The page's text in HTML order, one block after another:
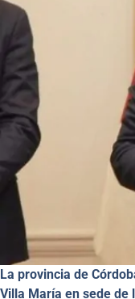
La provincia de
Villa María en sede de